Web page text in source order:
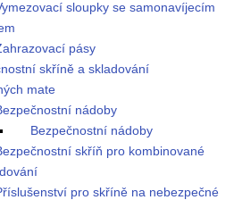
sloupky se samonavíjecím
pásy
skříně a skladování
mate
nádoby
Bezpečnostní nádoby
skříň pro kombinované
pro skříně na nebezpečné